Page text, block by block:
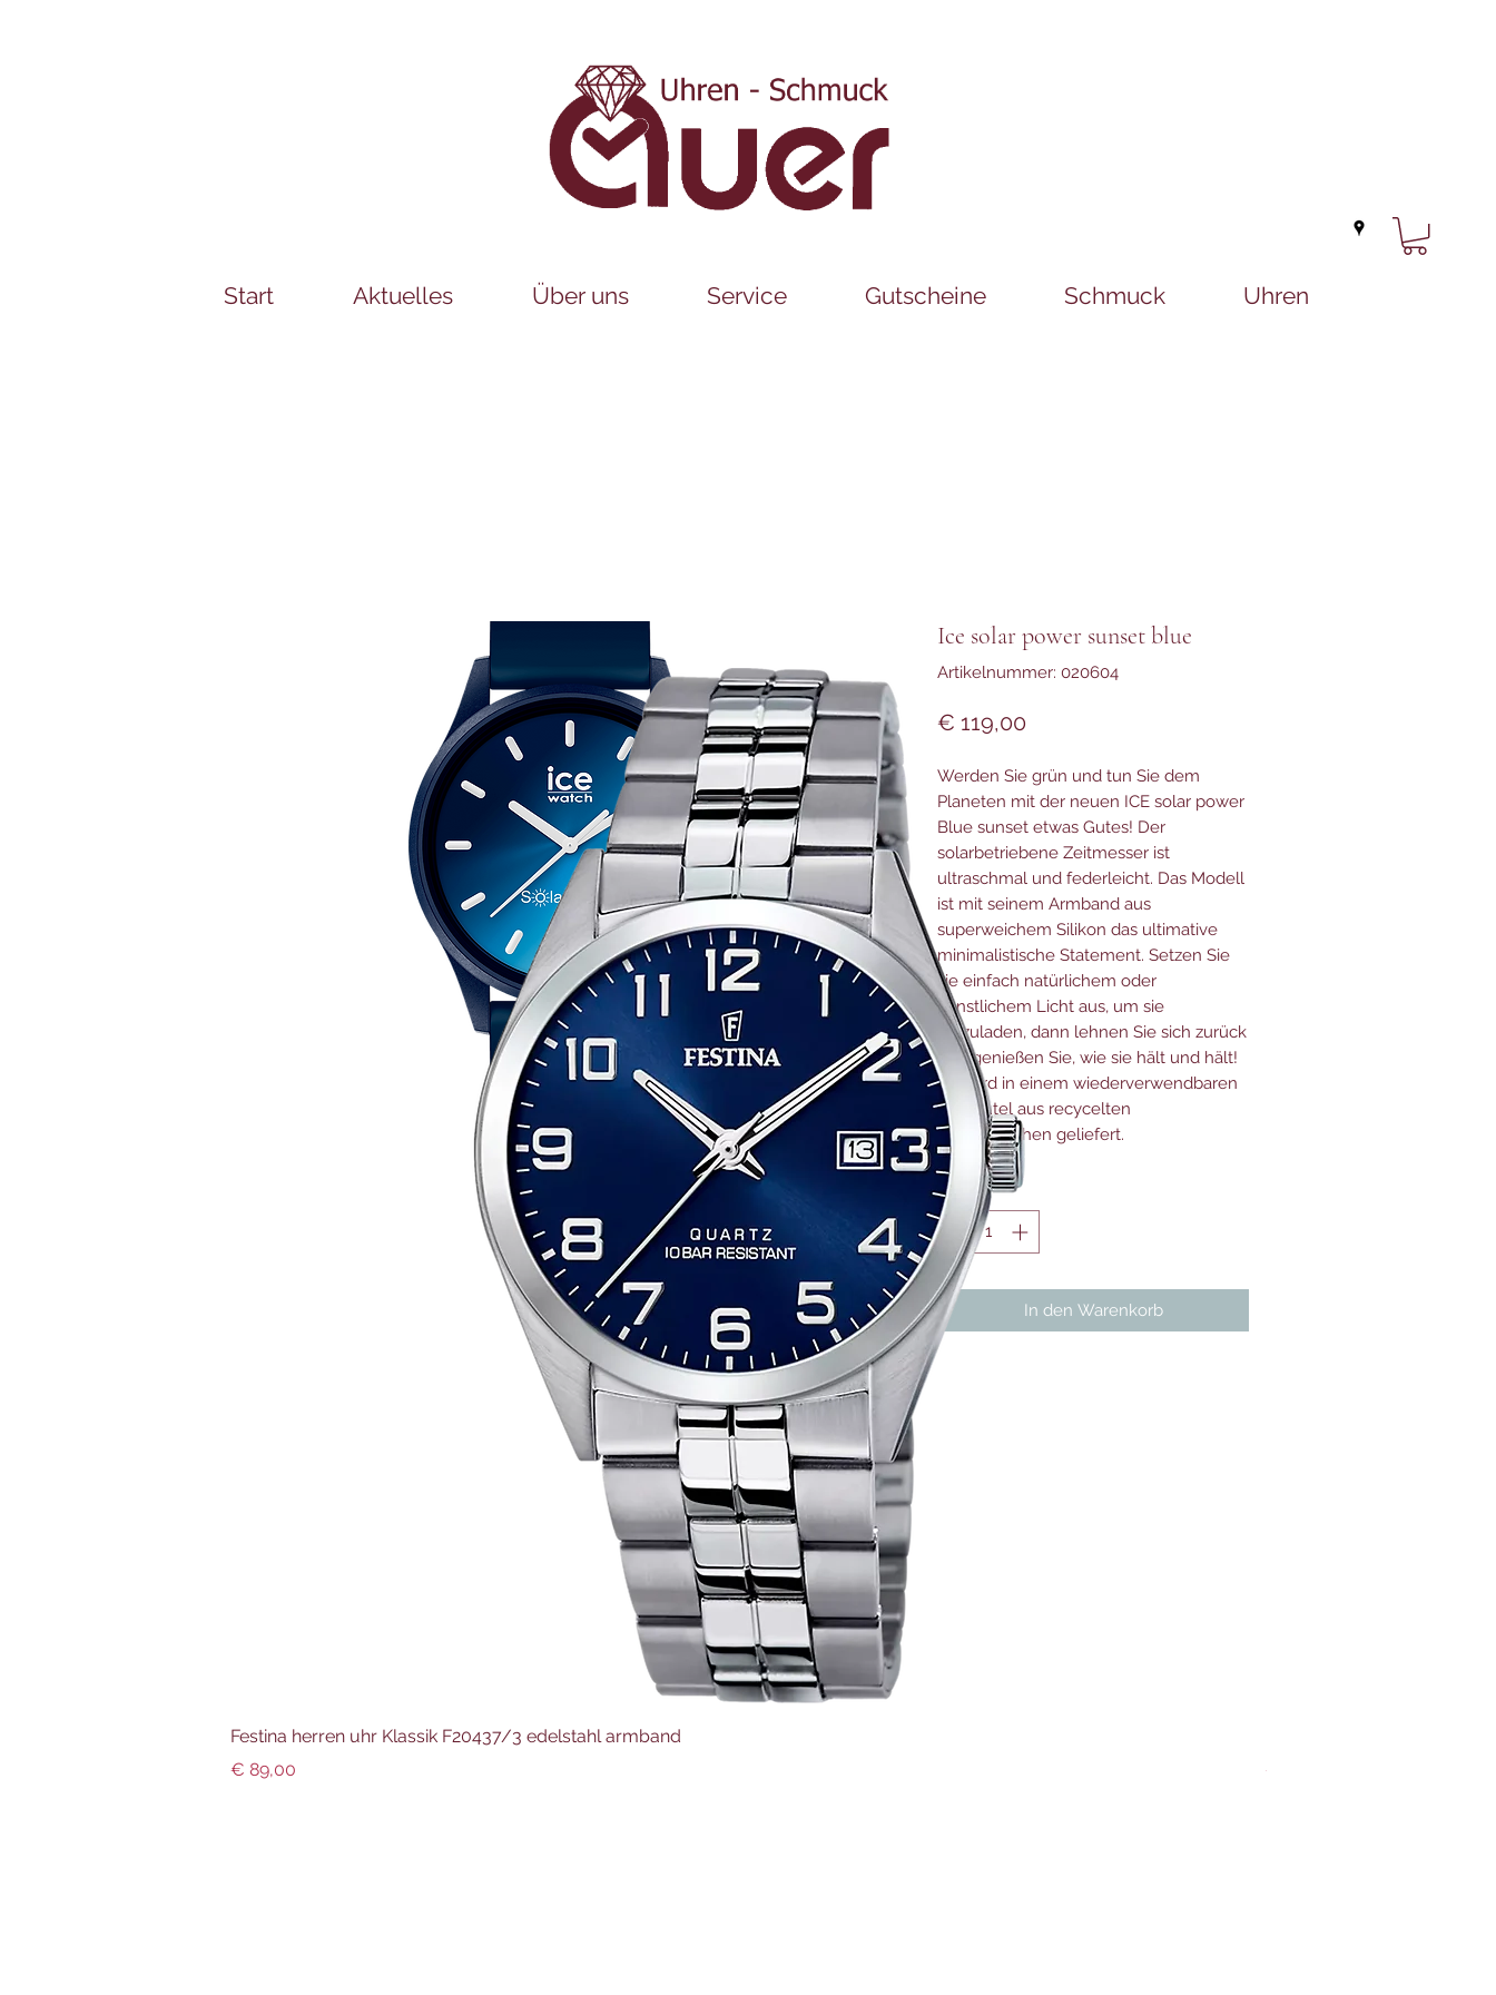
Start Aktuelles Über uns Service Gutscheine Schmuck Uhren
Ice solar power sunset blue
Artikelnummer: 020604
€ 119,00Preis
Werden Sie grün und tun Sie dem
Planeten mit der neuen ICE solar power
Blue sunset etwas Gutes! Der
solarbetriebene Zeitmesser ist
ultraschmal und federleicht. Das Modell
ist mit seinem Armband aus
superweichem Silikon das ultimative
minimalistische Statement. Setzen Sie
sie einfach natürlichem oder
künstlichem Licht aus, um sie
aufzuladen, dann lehnen Sie sich zurück
und genießen Sie, wie sie hält und hält!
Sie wird in einem wiederverwendbaren
Filzbeutel aus recycelten
Plastikflaschen geliefert.
Anzahl *
In den Warenkorb
Festina herren uhr Klassik F20437/3 edelstahl armband
Preis
€ 89,00
Preis
€ 299,00